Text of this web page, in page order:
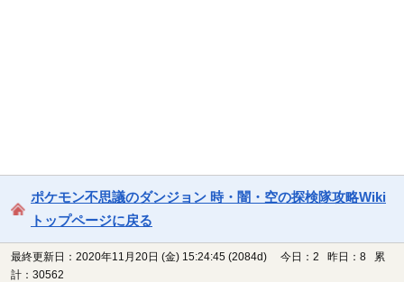
ポケモン不思議のダンジョン 時・闇・空の探検隊攻略Wiki
トップページに戻る
最終更新日：2020年11月20日 (金) 15:24:45 (2084d)
今日：2 昨日：8 累
計：30562